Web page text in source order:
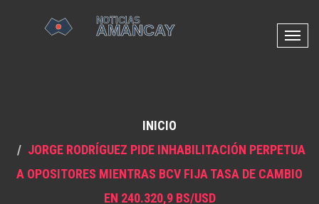
N
i
ó
INICIO
JORGE RODRÍGUEZ PIDE INHABILITACIÓN PERPETUA
A OPOSITORES MIENTRAS BCV FIJA TASA DE CAMBIO
EN 240.320,9 BS/USD